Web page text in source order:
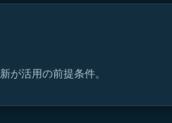
が活用の前提条件。